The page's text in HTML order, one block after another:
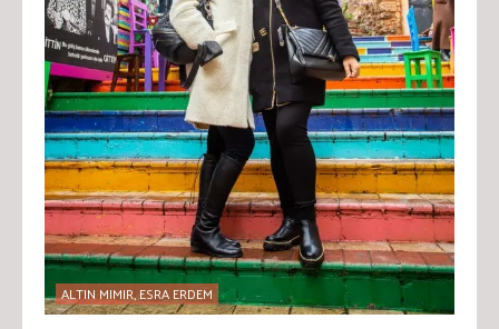
ALTIN MIMIR, ESRA ERDEM